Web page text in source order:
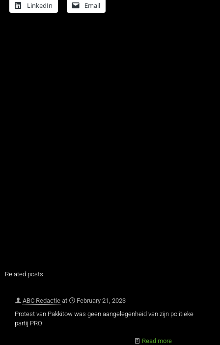
LinkedIn Email
Related posts
ABC Redactie at
February 21, 2023
Protest van Pakkitow was geen aangelegenheid van zijn politieke
partij PRO
Read more